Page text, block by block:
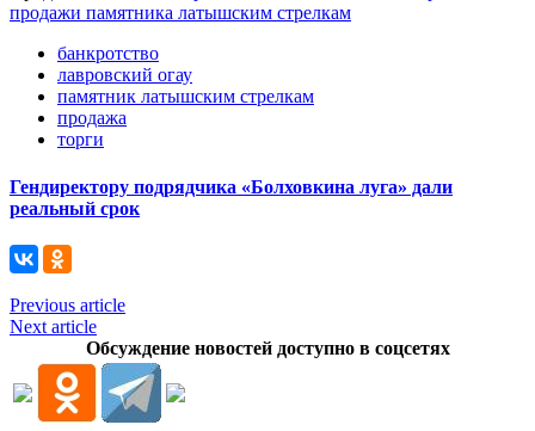
продажи памятника латышским стрелкам
банкротство
лавровский огау
памятник латышским стрелкам
продажа
торги
Гендиректору подрядчика «Болховкина луга» дали
реальный срок
Previous article
Next article
Обсуждение новостей доступно в соцсетях